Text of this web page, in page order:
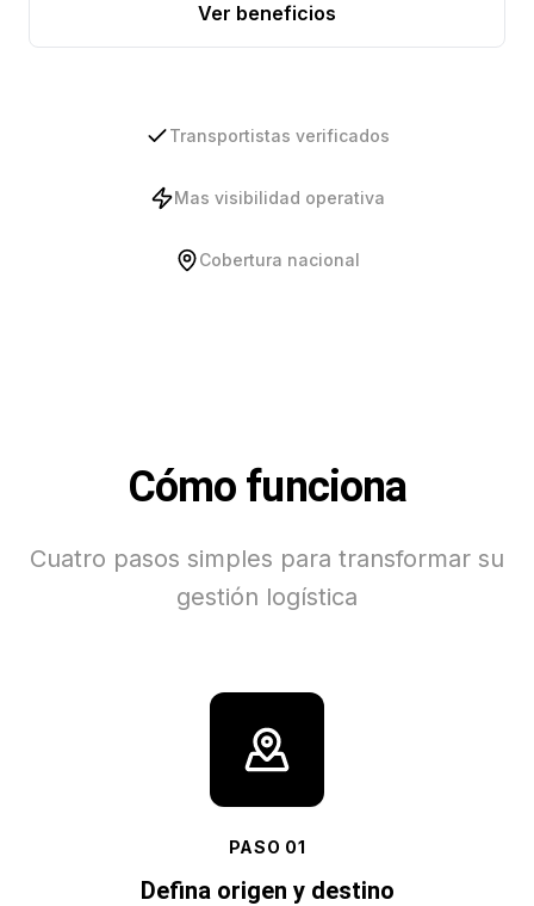
Ver beneficios
Transportistas verificados
Mas visibilidad operativa
Cobertura nacional
Cómo funciona
Cuatro pasos simples para transformar su
gestión logística
PASO 01
Defina origen y destino